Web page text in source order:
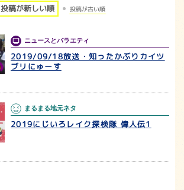
投稿が新しい順 投稿が古い順
ニュースとバラエティ
2019/09/18放送・知ったかぶりカイツ
ブリにゅーす
まるまる地元ネタ
2019にじいろレイク探検隊 偉人伝1